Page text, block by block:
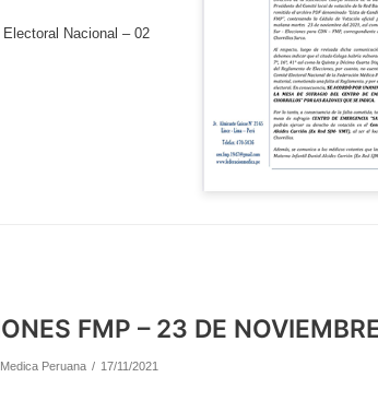
Nacional – 02
FMP – 23 DE
Peruana 17/11/2021